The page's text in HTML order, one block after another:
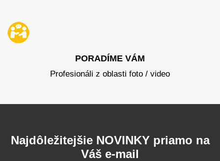
PORADÍME VÁM
Profesionáli z oblasti foto / video
Najdôležitejšie NOVINKY priamo na
Váš e-mail